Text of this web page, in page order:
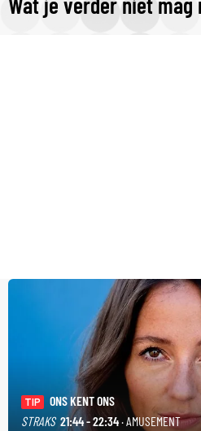
TIP
ONS KENT ONS
STRAKS 21:44 - 22:34· AMUSEMENT